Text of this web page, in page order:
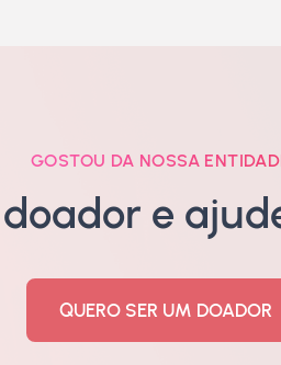
GOSTOU DA NOSSA
e
QUERO SER UM DOADOR